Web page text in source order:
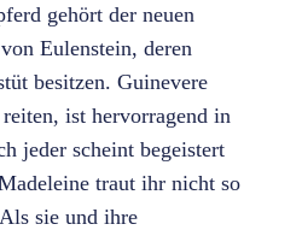
gehört der neuen
Eulenstein, deren
besitzen. Guinevere
ist hervorragend in
jeder scheint begeistert
traut ihr nicht so
Als sie und ihre